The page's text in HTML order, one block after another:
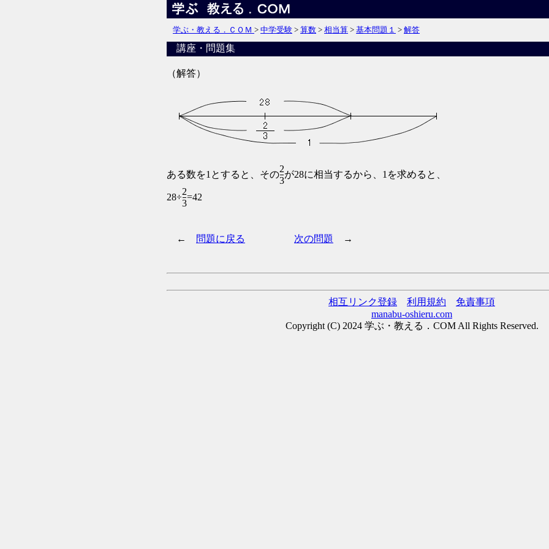
学ぶ・教える．ＣＯＭ > 中学受験 > 算数 > 相当算 > 基本問題１ > 解答
講座・問題集
（解答）
ある数を1とすると、その
2
が28に相当するから、1を求めると、
3
28÷
2
=42
3
← 問題に戻る 次の問題 →
相互リンク登録 利用規約
免責事項
manabu-oshieru.com
Copyright (C) 2024 学ぶ・教える．COM All Rights Reserved.